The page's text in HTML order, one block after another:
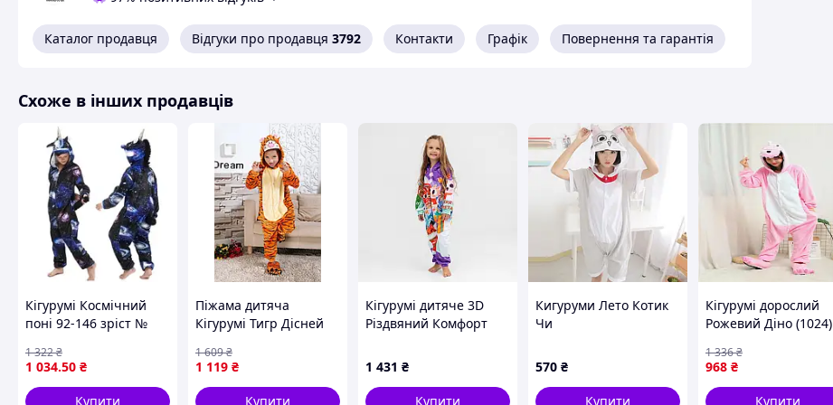
Каталог продавця Відгуки про продавця 3792 Контакти Графік Повернення та гарантія
Схоже в інших продавців
Кігурумі Космічний
поні 92-146 зріст №
1 034.50 ₴
1 322₴
Купити
Піжама дитяча
Кігурумі Тигр Дісней
Shopingo
1 119 ₴
1 609₴
Купити
Кігурумі дитяче 3D
Різдвяний Комфорт
см
1 431 ₴
Купити
Кигуруми Лето Котик
Чи
570 ₴
Купити
Кігурумі дорослий
Рожевий Діно (1024)
968 ₴
1 336₴
Купити